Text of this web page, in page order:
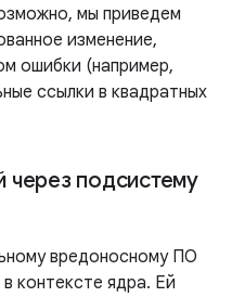
мы приведем
изменение,
ошибки (например,
ссылки в квадратных
через подсистему
вредоносному ПО
контексте ядра. Ей